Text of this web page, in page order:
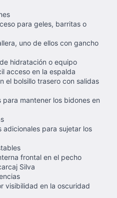
para geles, barritas o
uno de ellos con gancho
hidratación o equipo
acceso en la espalda
el bolsillo trasero con salidas
mantener los bidones en
para sujetar los
frontal en el pecho
Silva
visibilidad en la oscuridad